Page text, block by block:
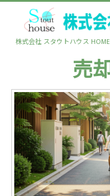
株式会社 スタウトハウス HOME
売